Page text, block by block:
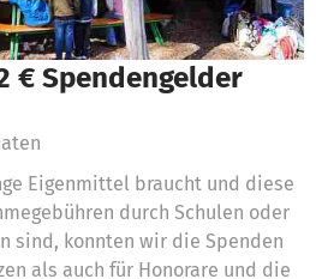
€ Spendengelder
Eigenmittel braucht und diese
durch Schulen oder
sind, konnten wir die Spenden
als auch für Honorare und die